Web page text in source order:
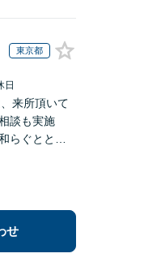
東京都
日
来所頂いて
談も実施
らぐととも
せ